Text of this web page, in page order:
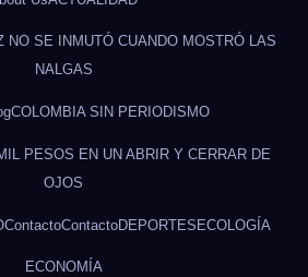
NO SE INMUTÓ CUANDO MOSTRÓ LAS
NALGAS
COLOMBIA SIN PERIODISMO
PESOS EN UN ABRIR Y CERRAR DE
OJOS
ContactoContactoDEPORTESECOLOGÍA
ECONOMÍA